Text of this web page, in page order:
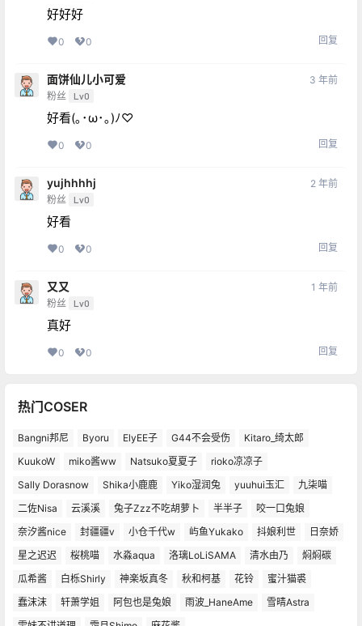
好好好
0 0 回复
面饼仙儿小可爱
粉丝 Lv0
3 年前
好看(｡･ω･｡)ﾉ♡
0 0 回复
yujhhhhj
粉丝 Lv0
2 年前
好看
0 0 回复
又又
粉丝 Lv0
1 年前
真好
0 0 回复
热门COSER
Bangni邦尼 Byoru ElyEE子 G44不会受伤
Kitaro_绮太郎
KuukoW
miko酱ww Natsuko夏夏子
rioko凉凉子
Sally Dorasnow
Shika小鹿鹿 Yiko湿润兔 yuuhui玉汇
九柒喵
二佐Nisa
云溪溪 兔子Zzz不吃胡萝卜 半半子
咬一口兔娘
奈汐酱nice
封疆疆v 小仓千代w 屿鱼Yukako 抖娘利世
日奈娇
星之迟迟
桜桃喵 水淼aqua 洛璃LoLiSAMA 清水由乃
焖焖碳
瓜希酱
白栎Shirly 神楽坂真冬 秋和柯基 花铃
蜜汁猫裘
蠢沫沫
轩萧学姐 阿包也是兔娘 雨波_HaneAme
雪晴Astra